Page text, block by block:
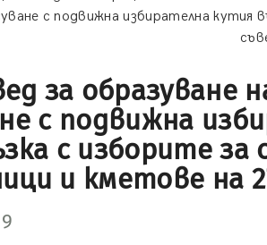
с подвижна избирателна кутия
за образуване
с подвижна
с изборите за
и кметове на